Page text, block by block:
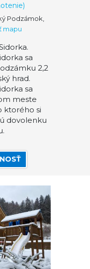
Podzámok,
mapu
sa
2,2
hrad.
sa
meste
ktorého si
dovolenku